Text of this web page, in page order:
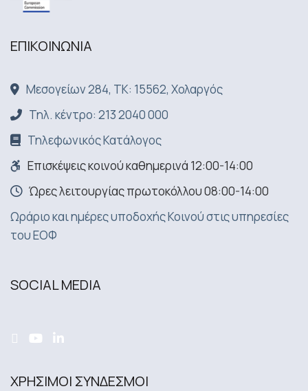
ΕΠΙΚΟΙΝΩΝΙA
Μεσογείων 284, ΤΚ: 15562, Χολαργός
Τηλ. κέντρο: 213 2040 000
Τηλεφωνικός Κατάλογος
Επισκέψεις κοινού καθημερινά 12:00-14:00
Ώρες λειτουργίας πρωτοκόλλου 08:00-14:00
Ωράριο και ημέρες υποδοχής Κοινού στις υπηρεσίες
του ΕΟΦ
SOCIAL MEDIA
ΧΡΗΣΙΜΟΙ ΣΥΝΔΕΣΜΟΙ